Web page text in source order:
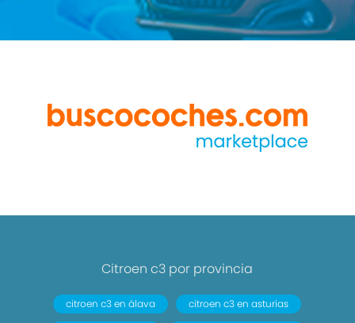
Citroen c3 por provincia
citroen c3 en álava
citroen c3 en asturias